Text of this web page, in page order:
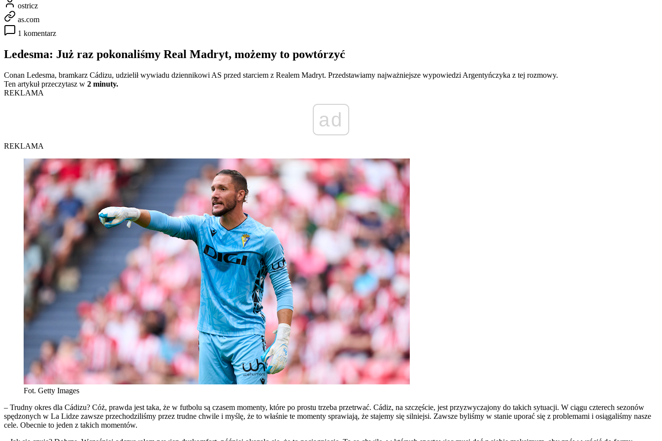
ostricz
as.com
1 komentarz
Ledesma: Już raz pokonaliśmy Real Madryt, możemy to powtórzyć
Conan Ledesma, bramkarz Cádizu, udzielił wywiadu dziennikowi AS przed starciem z Realem Madryt. Przedstawiamy najważniejsze wypowiedzi Argentyńczyka z tej rozmowy.
Ten artykuł przeczytasz w 2 minuty.
REKLAMA
ad
REKLAMA
Fot. Getty Images
– Trudny okres dla Cádizu? Cóż, prawda jest taka, że w futbolu są czasem momenty, które po prostu trzeba przetrwać. Cádiz, na szczęście, jest przyzwyczajony do takich sytuacji. W ciągu czterech sezonów
spędzonych w La Lidze zawsze przechodziliśmy przez trudne chwile i myślę, że to właśnie te momenty sprawiają, że stajemy się silniejsi. Zawsze byliśmy w stanie uporać się z problemami i osiągaliśmy nasze
cele. Obecnie to jeden z takich momentów.